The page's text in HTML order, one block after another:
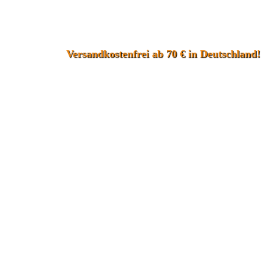
Versandkostenfrei ab 70 € in Deutschland!